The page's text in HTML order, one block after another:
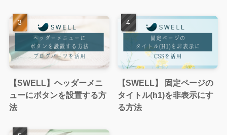
【SWELL】ヘッダーメニ
ューにボタンを設置する方
法
【SWELL】 固定ページの
タイトル(h1)を非表示にす
る方法